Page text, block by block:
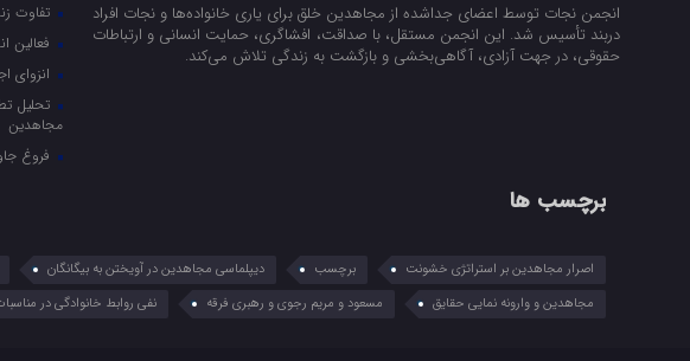
انجمن نجات توسط اعضای جداشده از مجاهدین خلق برای یاری خانواده‌ها و نجات افراد
دربند تأسیس شد. این انجمن مستقل، با صداقت، افشاگری، حمایت انسانی و ارتباطات
حقوقی، در جهت آزادی، آگاهی‌بخشی و بازگشت به زندگی تلاش می‌کند.
تفاوت
فعالین
انزوای
تحلیل
مجاهدین
فروغ
برچسب ها
اصرار مجاهدین بر استراتژی خشونت برچسب دیپلماسی مجاهدین در آویختن به بیگانگان
مجاهدین و وارونه نمایی حقایق
مسعود و مریم رجوی و رهبری فرقه نفی روابط خانوادگی در